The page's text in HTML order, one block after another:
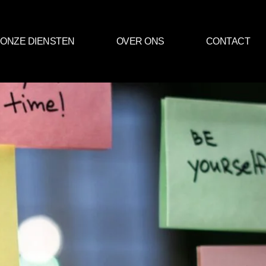
ONZE DIENSTEN OVER ONS CONTACT